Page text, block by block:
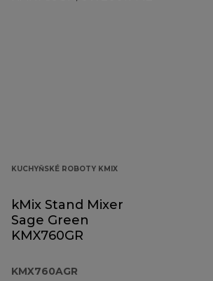
KUCHYŇSKÉ ROBOTY KMIX
kMix Stand Mixer
Sage Green
KMX760GR
KMX760AGR